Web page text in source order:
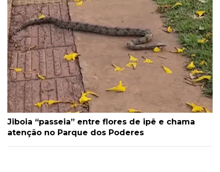
Jiboia “passeia” entre flores de ipê e chama
atenção no Parque dos Poderes